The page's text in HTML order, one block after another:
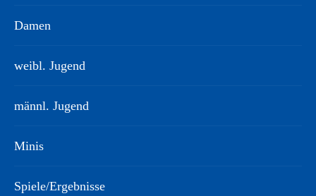
Damen
weibl. Jugend
männl. Jugend
Minis
Spiele/Ergebnisse